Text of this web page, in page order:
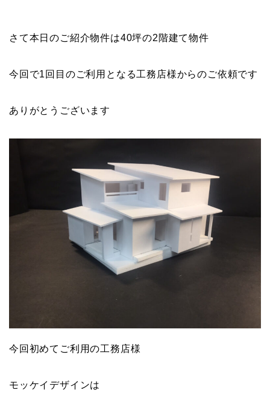
さて本日のご紹介物件は40坪の2階建て物件
今回で1回目のご利用となる工務店様からのご依頼です
ありがとうございます
今回初めてご利用の工務店様
モッケイデザインは